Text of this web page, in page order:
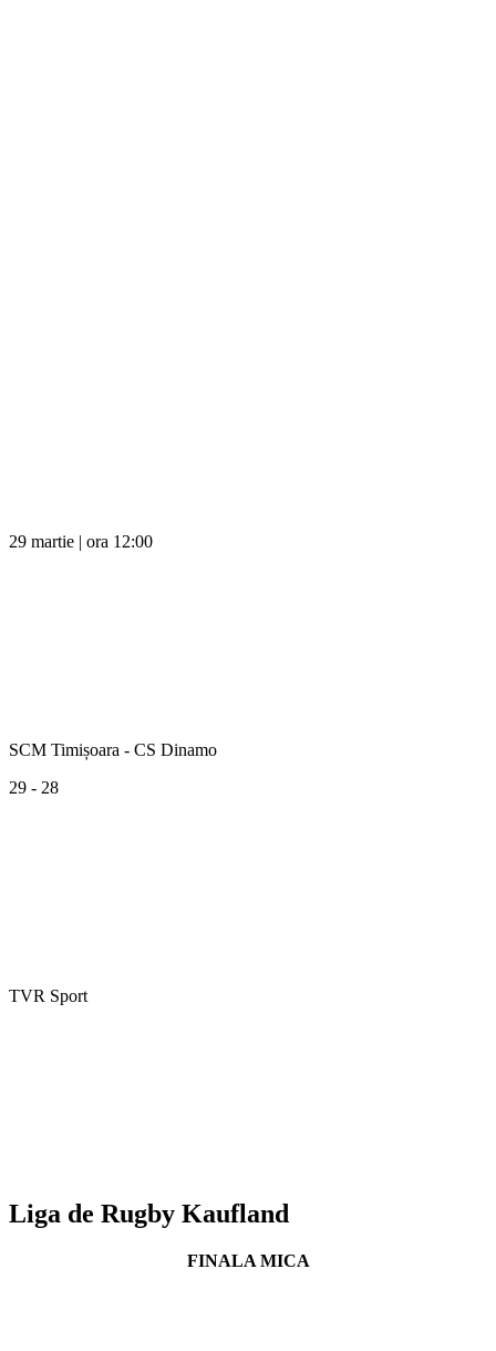
29 martie | ora 12:00
SCM Timișoara - CS Dinamo
29 - 28
TVR Sport
Liga de Rugby Kaufland
FINALA MICA